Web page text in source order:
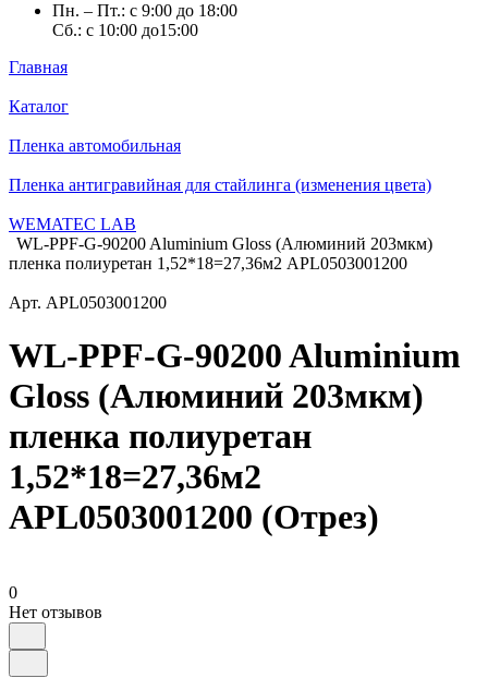
Пн. – Пт.: с 9:00 до 18:00
Сб.: с 10:00 до15:00
Главная
Каталог
Пленка автомобильная
Пленка антигравийная для стайлинга (изменения цвета)
WEMATEC LAB
WL-PPF-G-90200 Aluminium Gloss (Алюминий 203мкм)
пленка полиуретан 1,52*18=27,36м2 APL0503001200
Арт. APL0503001200
WL-PPF-G-90200 Aluminium
Gloss (Алюминий 203мкм)
пленка полиуретан
1,52*18=27,36м2
APL0503001200 (Отрез)
0
Нет отзывов